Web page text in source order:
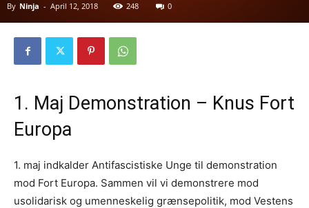
By Ninja - April 12, 2018 248 0
1. Maj Demonstration – Knus Fort
Europa
1. maj indkalder Antifascistiske Unge til demonstration
mod Fort Europa. Sammen vil vi demonstrere mod
usolidarisk og umenneskelig grænsepolitik, mod Vestens